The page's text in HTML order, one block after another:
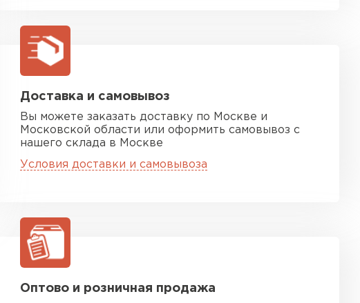
Доставка и самовывоз
Вы можете заказать доставку по Москве и
Московской области или оформить самовывоз с
нашего склада в Москве
Условия доставки и самовывоза
Оптово и розничная продажа